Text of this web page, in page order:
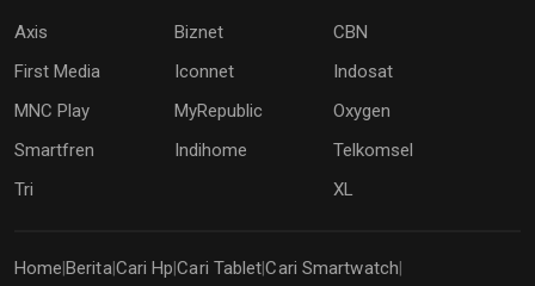
Axis Biznet
CBN
First Media
Iconnet
Indosat
MNC Play
MyRepublic
Oxygen
Smartfren
Indihome
Telkomsel
Tri
XL
Home BeritaCari Hp |Cari Tablet|Cari Smartwatch